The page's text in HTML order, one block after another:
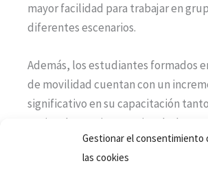
Gestionar el consentimiento
las cookies
mayor facilidad para trabajar en
diferentes escenarios.
Además, los estudiantes formados
de movilidad cuentan con un
significativo en su capacitación
nacional como internacional. El
unos niveles de notoriedad de hasta
mundo empresarial.